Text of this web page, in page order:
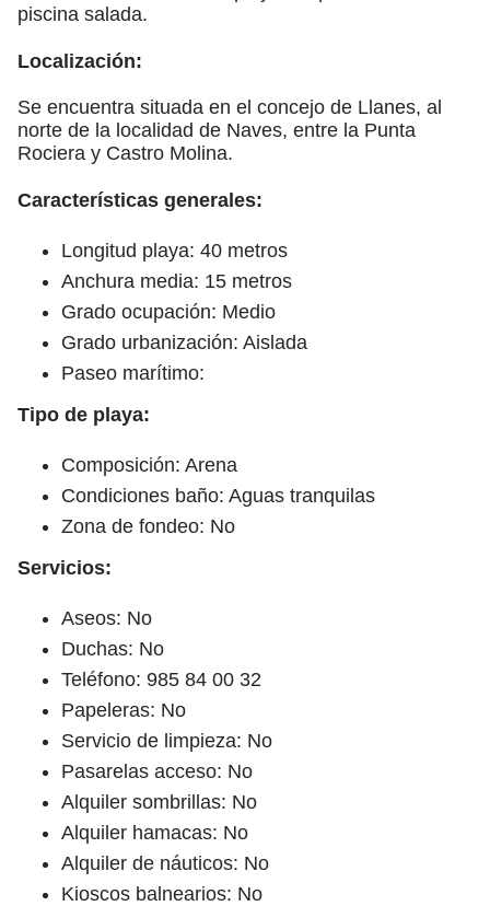
piscina salada.
Localización:
Se encuentra situada en el concejo de Llanes, al
norte de la localidad de Naves, entre la Punta
Rociera y Castro Molina.
Características generales:
Longitud playa: 40 metros
Anchura media: 15 metros
Grado ocupación: Medio
Grado urbanización: Aislada
Paseo marítimo:
Tipo de playa:
Composición: Arena
Condiciones baño: Aguas tranquilas
Zona de fondeo: No
Servicios:
Aseos: No
Duchas: No
Teléfono: 985 84 00 32
Papeleras: No
Servicio de limpieza: No
Pasarelas acceso: No
Alquiler sombrillas: No
Alquiler hamacas: No
Alquiler de náuticos: No
Kioscos balnearios: No